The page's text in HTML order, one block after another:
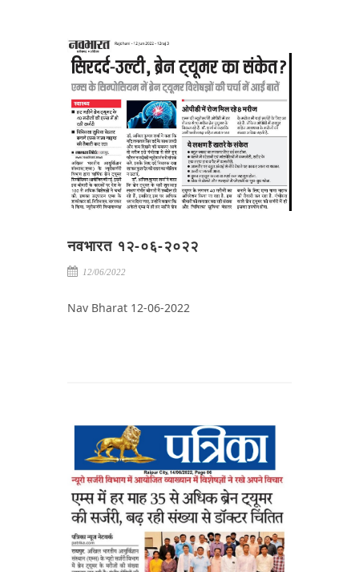
नवभारत १२-०६-२०२२
12/06/2022
Nav Bharat 12-06-2022